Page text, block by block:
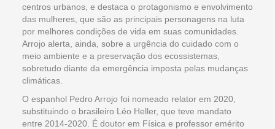
centros urbanos, e destaca o protagonismo e envolvimento
das mulheres, que são as principais personagens na luta
por melhores condições de vida em suas comunidades.
Arrojo alerta, ainda, sobre a urgência do cuidado com o
meio ambiente e a preservação dos ecossistemas,
sobretudo diante da emergência imposta pelas mudanças
climáticas.
O espanhol Pedro Arrojo foi nomeado relator em 2020,
substituindo o brasileiro Léo Heller, que teve mandato
entre 2014-2020. É doutor em Física e professor emérito